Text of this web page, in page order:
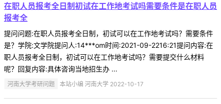
在职人员报考全日制初试在工作地考试吗需要条件是在职人员
报考全
提问问题:在职人员报考全日制，初试可以在工作地考试吗？需要条件
是？学院:文学院提问人:14***om时间:2021-09-2216:21提问内容:在
职人员报考全日制，初试可以在工作地考试吗？需要提交什么材料
呢？回复内容:具体咨询当地招生办 ...
河南大学考研问题 本站小编 河南大学 2022-10-17